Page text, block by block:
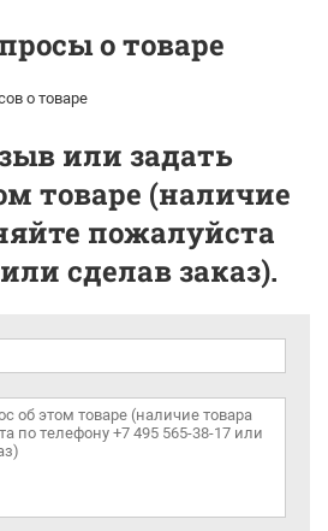
о товаре
о товаре
или задать
товаре (наличие
пожалуйста
сделав заказ).